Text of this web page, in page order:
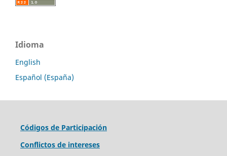
Idioma
English
Español (España)
Códigos de Participación
Conflictos de intereses